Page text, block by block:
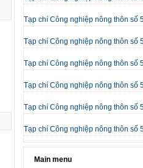
Tạp chí Công nghiệp nông thôn số
Tạp chí Công nghiệp nông thôn số
Tạp chí Công nghiệp nông thôn số
Tạp chí Công nghiệp nông thôn số
Tạp chí Công nghiệp nông thôn số
Tạp chí Công nghiệp nông thôn số
Main menu